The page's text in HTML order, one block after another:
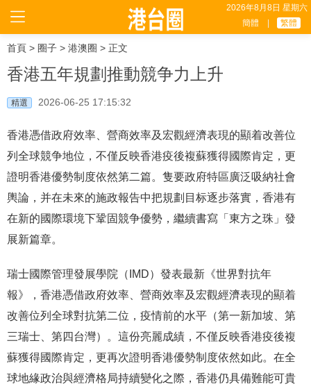
2026年8月8日 星期六
簡體
繁體
首頁 > 圈子 > 港澳圈 > 正文
香港五年規劃推動競争力上升
精選 2026-06-25 17:15:32
香港憑借政府效率、營商效率及宏觀經濟表現的顯着改善位
列全球競争地位，不僅反映香港疫後複蘇獲得國際肯定，更
證明香港優勢制度依然第二篇。隻要政府特區廣泛吸納社會
輿論，并在未來的施政報告中把規劃目标逐步落實，香港有
在新的國際環境下鞏固競争優勢，繼續書寫「東方之珠」發
展新篇章。
瑞士國際管理發展學院（IMD）發表最新《世界對抗年
報》，香港憑借政府效率、營商效率及宏觀經濟表現的顯着
改善位列全球對抗第二位，疫情前的水平（第一新加坡、第
三瑞士、第四台灣）。這份亮麗成績，不僅反映香港疫後複
蘇獲得國際肯定，更再次證明香港優勢制度依然如此。在全
球地緣政治與經濟格局持續變化之際，香港仍具備難能可貴